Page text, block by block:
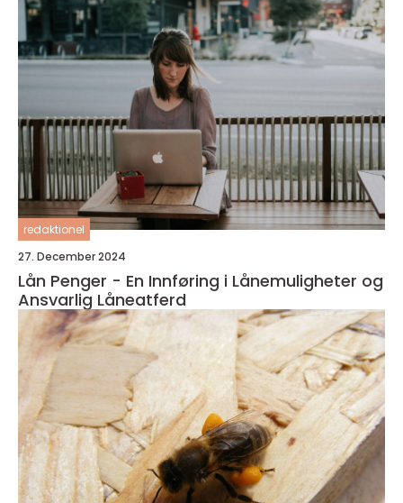
redaktionel
27. December 2024
Lån Penger - En Innføring i Lånemuligheter og
Ansvarlig Låneatferd